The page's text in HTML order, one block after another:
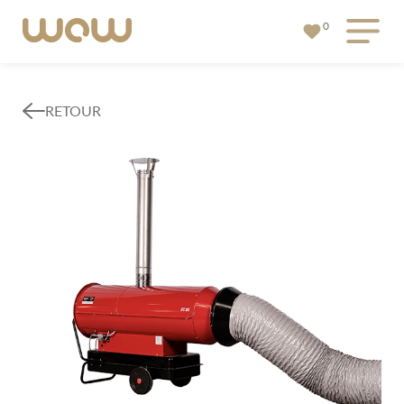
0
RETOUR